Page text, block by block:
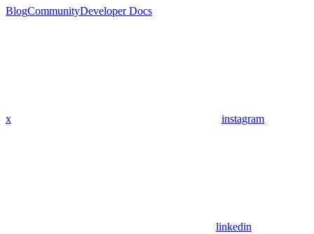
BlogCommunityDeveloper Docs
x instagram
linkedin